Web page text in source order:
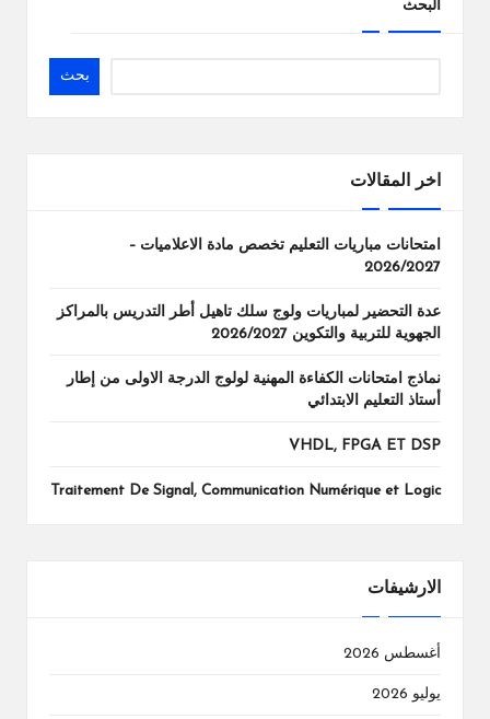
البحث
بحث
اخر المقالات
امتحانات مباريات التعليم تخصص مادة الاعلاميات –
2026/2027
عدة التحضير لمباريات ولوج سلك تاهيل أطر التدريس بالمراكز
الجهوية للتربية والتكوين 2026/2027
نماذج امتحانات الكفاءة المهنية لولوج الدرجة الاولى من إطار
أستاذ التعليم الابتدائي
VHDL, FPGA ET DSP
Traitement De Signal, Communication Numérique et Logic
الارشيفات
أغسطس 2026
يوليو 2026